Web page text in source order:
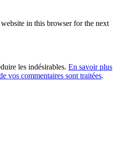
in this browser for the next
les indésirables. En savoir plus
vos commentaires sont traitées.